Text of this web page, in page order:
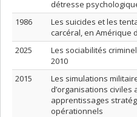
détresse
1986
Les suicides et les
carcéral, en Amérique
2025
Les sociabilités
2010
2015
Les simulations
d’organisations civiles
apprentissages
opérationnels